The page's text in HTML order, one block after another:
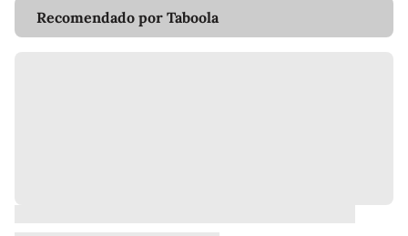
Recomendado por Taboola